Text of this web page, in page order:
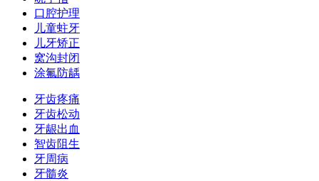
口腔护理
儿童蛀牙
儿牙矫正
窝沟封闭
涂氟防龋
牙齿疼痛
牙齿松动
牙龈出血
智齿阻生
牙周病
牙髓炎